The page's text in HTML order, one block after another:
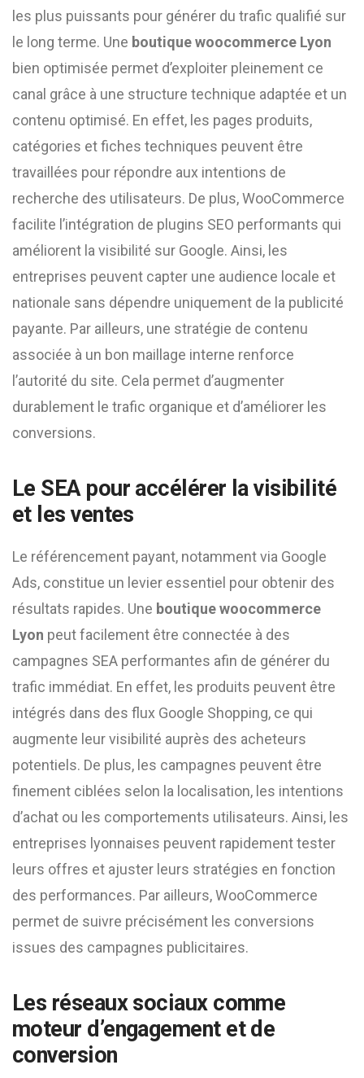
les plus puissants pour générer du trafic qualifié sur
le long terme. Une boutique woocommerce Lyon
bien optimisée permet d’exploiter pleinement ce
canal grâce à une structure technique adaptée et un
contenu optimisé. En effet, les pages produits,
catégories et fiches techniques peuvent être
travaillées pour répondre aux intentions de
recherche des utilisateurs. De plus, WooCommerce
facilite l’intégration de plugins SEO performants qui
améliorent la visibilité sur Google. Ainsi, les
entreprises peuvent capter une audience locale et
nationale sans dépendre uniquement de la publicité
payante. Par ailleurs, une stratégie de contenu
associée à un bon maillage interne renforce
l’autorité du site. Cela permet d’augmenter
durablement le trafic organique et d’améliorer les
conversions.
Le SEA pour accélérer la visibilité
et les ventes
Le référencement payant, notamment via Google
Ads, constitue un levier essentiel pour obtenir des
résultats rapides. Une boutique woocommerce
Lyon peut facilement être connectée à des
campagnes SEA performantes afin de générer du
trafic immédiat. En effet, les produits peuvent être
intégrés dans des flux Google Shopping, ce qui
augmente leur visibilité auprès des acheteurs
potentiels. De plus, les campagnes peuvent être
finement ciblées selon la localisation, les intentions
d’achat ou les comportements utilisateurs. Ainsi, les
entreprises lyonnaises peuvent rapidement tester
leurs offres et ajuster leurs stratégies en fonction
des performances. Par ailleurs, WooCommerce
permet de suivre précisément les conversions
issues des campagnes publicitaires.
Les réseaux sociaux comme
moteur d’engagement et de
conversion